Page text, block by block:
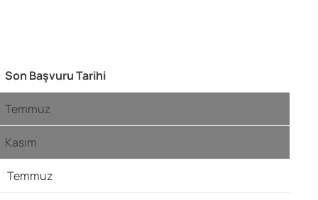
Son Başvuru Tarihi
Temmuz
Kasım
Temmuz